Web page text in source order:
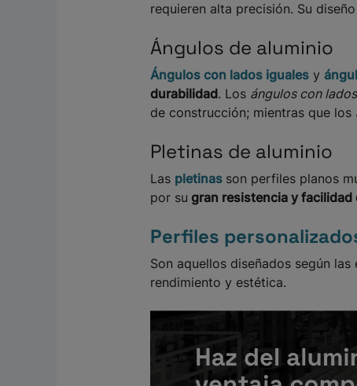
requieren alta precisión. Su
Ángulos de aluminio
Ángulos con lados iguales y
durabilidad. Los ángulos con
de construcción; mientras que los
Pletinas de aluminio
Las pletinas son perfiles planos
por su gran resistencia y facilidad
Perfiles
Son aquellos diseñados según
rendimiento y estética.